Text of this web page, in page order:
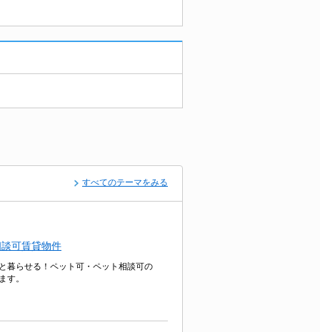
すべてのテーマをみる
可賃貸物件
暮らせる！ペット可・ペット相談可の
す。